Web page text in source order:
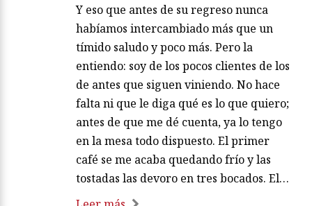
Y eso que antes de su regreso nunca
habíamos intercambiado más que un
tímido saludo y poco más. Pero la
entiendo: soy de los pocos clientes de los
de antes que siguen viniendo. No hace
falta ni que le diga qué es lo que quiero;
antes de que me dé cuenta, ya lo tengo
en la mesa todo dispuesto. El primer
café se me acaba quedando frío y las
tostadas las devoro en tres bocados. El…